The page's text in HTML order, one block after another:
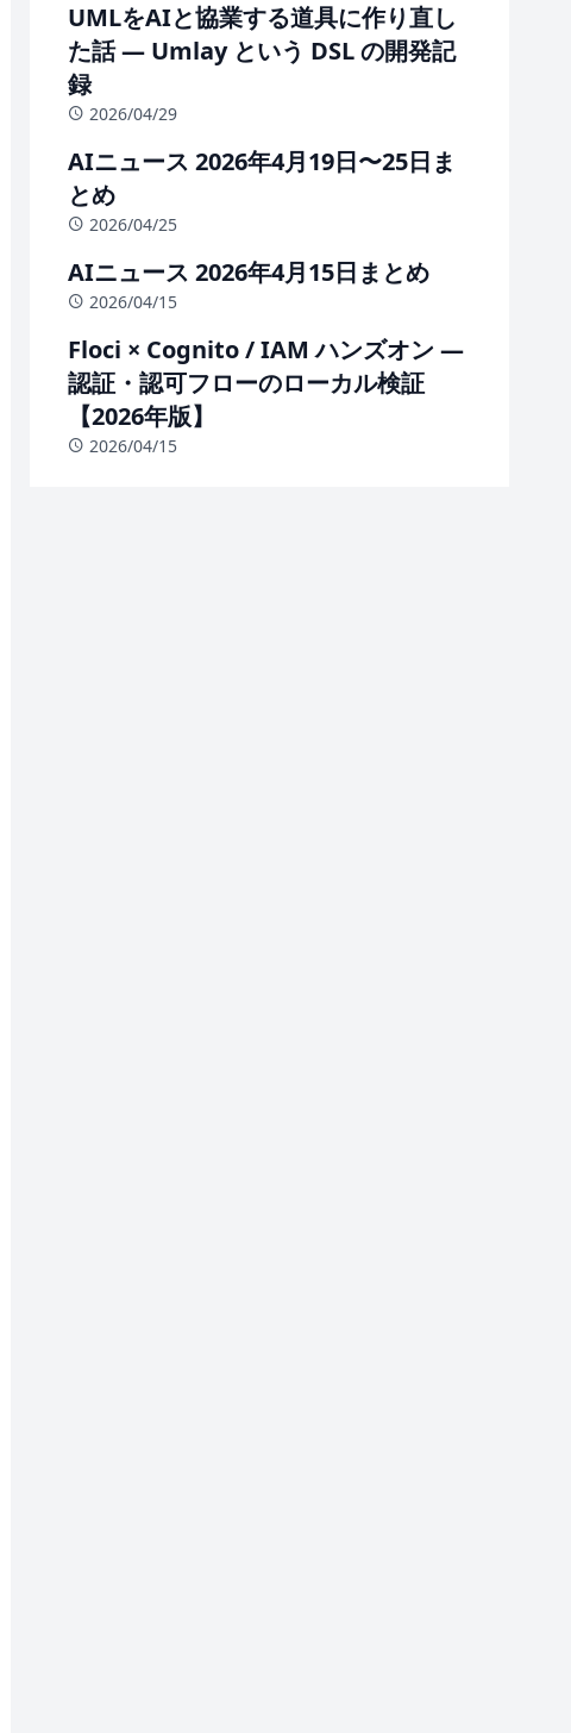
UMLをAIと協業する道具に作り直し
た話 — Umlay という DSL の開発記
録
2026/04/29
AIニュース 2026年4月19日〜25日ま
とめ
2026/04/25
AIニュース 2026年4月15日まとめ
2026/04/15
Floci × Cognito / IAM ハンズオン —
認証・認可フローのローカル検証
【2026年版】
2026/04/15